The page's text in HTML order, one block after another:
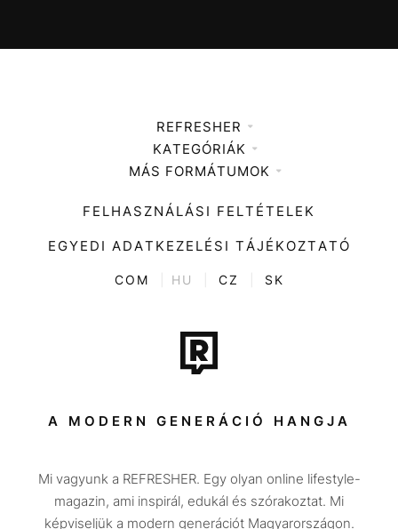
REFRESHER
Médiaajánlat
KATEGÓRIÁK
Zene
Divat
Kultúra
ENTR
Tech-Tudomány
Sport
Társadalom
Utazás
Életmód
MÁS FORMÁTUMOK
FELHASZNÁLÁSI FELTÉTELEK
EGYEDI ADATKEZELÉSI TÁJÉKOZTATÓ
COM HU CZ SK
A MODERN GENERÁCIÓ HANGJA
Mi vagyunk a REFRESHER. Egy olyan online lifestyle-
magazin, ami inspirál, edukál és szórakoztat. Mi
képviseljük a modern generációt Magyarországon.